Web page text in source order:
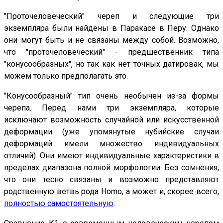
"Проточеловеческий" череп и следующие три
экземпляра были найдены в Паракасе в Перу. Однако
они могут быть и не связаны между собой. Возможно,
что "проточеловеческий" - предшественник типа
"конусообразных", но так как нет точных датировак, мы
можем только предполагать это.
"Конусообразный" тип очень необычен из-за формы
черепа. Перед нами три экземпляра, которые
исключают возможность случайной или искусственной
деформации (уже упомянутые нубийские случаи
деформаций имели множество индивидуальных
отличий). Они имеют индивидуальные характеристики в
пределах диапазона полной морфологии. Без сомнения,
что они тесно связаны и возможно представляют
родственную ветвь рода Homo, а может и, скорее всего,
полностью самостоятельную.